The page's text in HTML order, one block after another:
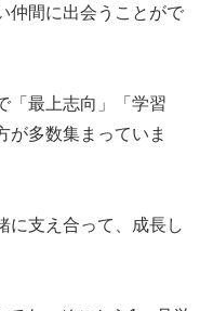
仲間に出会うことがで
「最上志向」「学習
が多数集まっていま
に支え合って、成長し